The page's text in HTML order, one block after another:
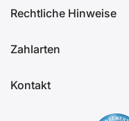
Rechtliche Hinweise
Zahlarten
Kontakt